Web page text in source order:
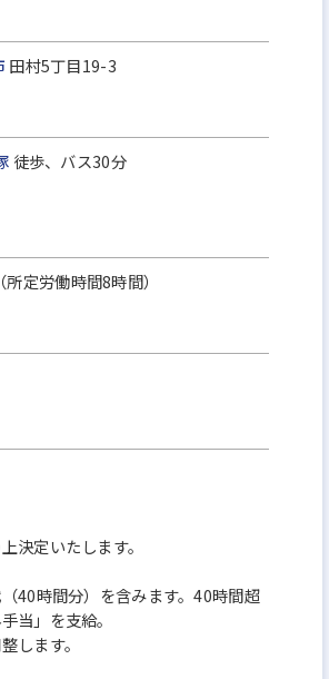
田村5丁目19-3
徒歩、バス30分
定労働時間8時間）
決定いたします。
40時間分）を含みます。40時間超
当」を支給。
します。